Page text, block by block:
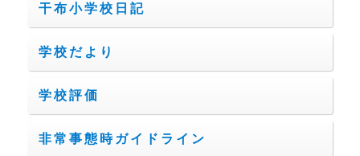
干布小学校日記
学校だより
学校評価
非常事態時ガイドライン